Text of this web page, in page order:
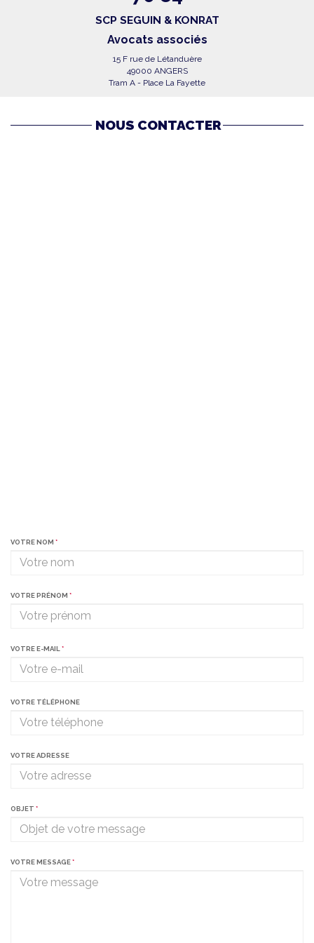
SCP SEGUIN & KONRAT
Avocats associés
15 F rue de Létanduère
49000 ANGERS
Tram A - Place La Fayette
NOUS CONTACTER
VOTRE NOM *
VOTRE PRÉNOM *
VOTRE E-MAIL *
VOTRE TÉLÉPHONE
VOTRE ADRESSE
OBJET *
VOTRE MESSAGE*